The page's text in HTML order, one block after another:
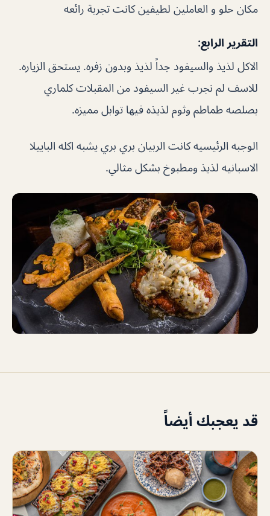
مكان حلو و العاملين لطيفين كانت تجربة رائعه
التقرير الرابع:
الاكل لذيذ والسيفود جداً لذيذ وبدون زفره. يستحق الزياره.
للاسف لم نجرب غير السيفود من المقبلات كلماري
بصلصه طماطم وثوم لذيذه فيها توابل مميزه.
الوجبه الرئيسيه كانت الربيان بري بري يشبه اكله الباييلا
الاسبانيه لذيذ ومطبوخ بشكل مثالي.
قد يعجبك أيضاً